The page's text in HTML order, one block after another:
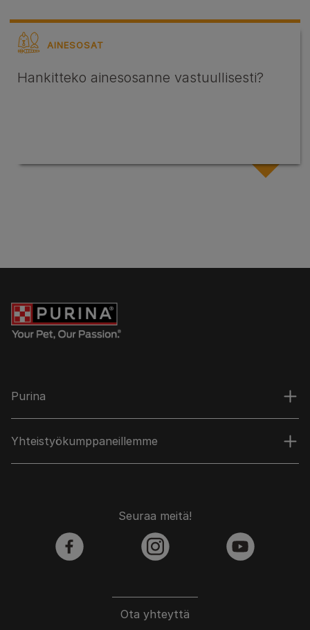
AINESOSAT
Hankitteko ainesosanne vastuullisesti?
Purina
Yhteistyökumppaneillemme
Ota yhteyttä
Seuraa meitä!
facebook instagram youtube